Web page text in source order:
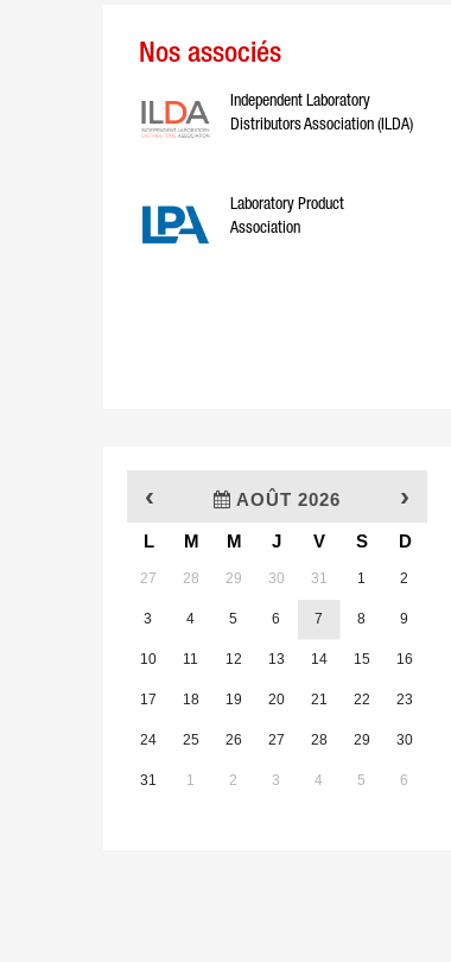
Nos associés
Independent Laboratory
Distributors Association (ILDA)
Laboratory Product
Association
‹ AOÛT 2026 ›
L M M J V S D
27 28 29 30 31 1 2
3 4 5 6 7 8 9
10 11 12 13 14 15 16
17 18 19 20 21 22 23
24 25 26 27 28 29 30
31 1 2 3 4 5 6